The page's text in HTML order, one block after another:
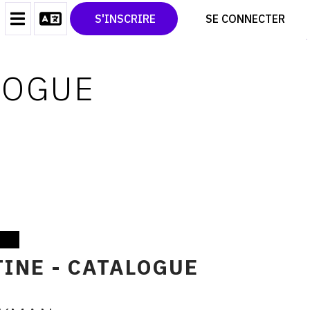
S'INSCRIRE SE CONNECTER
CONTACT
CGU
TWITTER
PINTEREST
- CATALOGUE